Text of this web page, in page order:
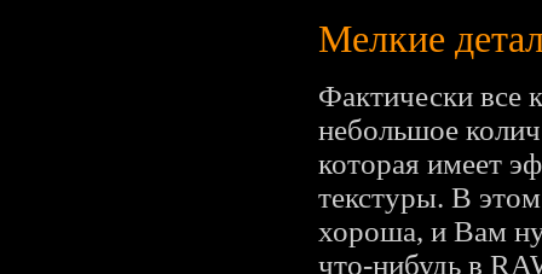
Мелкие
Фактически все
небольшое
которая имеет
текстуры. В
хороша, и Вам
что-нибудь в